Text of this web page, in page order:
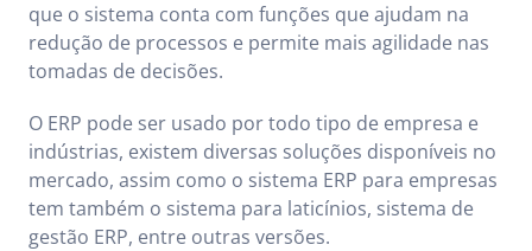
que o sistema conta com funções que ajudam na
redução de processos e permite mais agilidade nas
tomadas de decisões.
O ERP pode ser usado por todo tipo de empresa e
indústrias, existem diversas soluções disponíveis no
mercado, assim como o sistema ERP para empresas
tem também o sistema para laticínios, sistema de
gestão ERP, entre outras versões.